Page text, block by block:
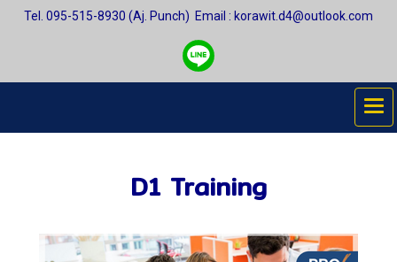
Tel. 095-515-8930 (Aj. Punch) Email : korawit.d4@outlook.com
D1 Training